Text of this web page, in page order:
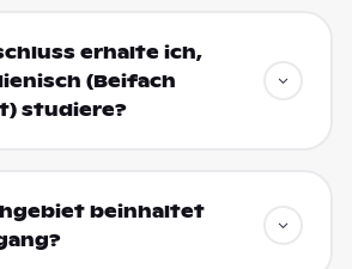
erhalte ich,
(Beifach
studiere?
beinhaltet